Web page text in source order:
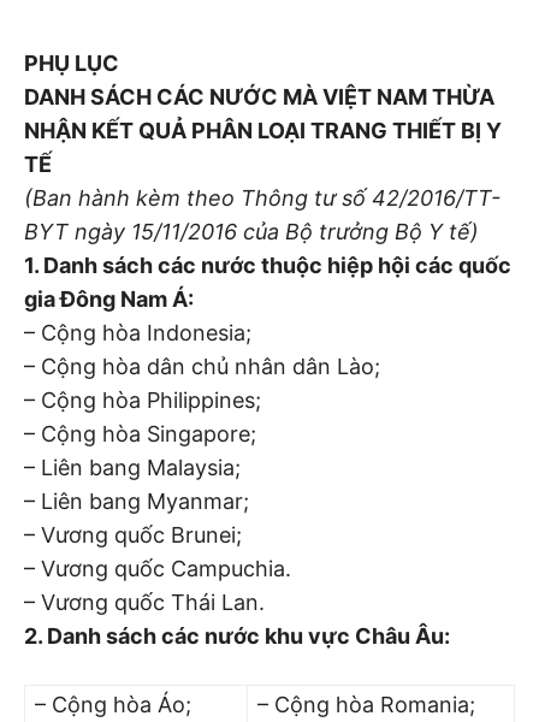
PHỤ LỤC
DANH SÁCH CÁC NƯỚC MÀ VIỆT NAM THỪA
NHẬN KẾT QUẢ PHÂN LOẠI TRANG THIẾT BỊ Y
TẾ
(Ban hành kèm theo Thông tư số 42/2016/TT-
BYT ngày 15/11/2016 của Bộ trưởng Bộ Y tế)
1. Danh sách các nước thuộc hiệp hội các quốc
gia Đông Nam Á:
– Cộng hòa Indonesia;
– Cộng hòa dân chủ nhân dân Lào;
– Cộng hòa Philippines;
– Cộng hòa Singapore;
– Liên bang Malaysia;
– Liên bang Myanmar;
– Vương quốc Brunei;
– Vương quốc Campuchia.
– Vương quốc Thái Lan.
2. Danh sách các nước khu vực Châu Âu:
– Cộng hòa Áo;
– Cộng hòa Romania;